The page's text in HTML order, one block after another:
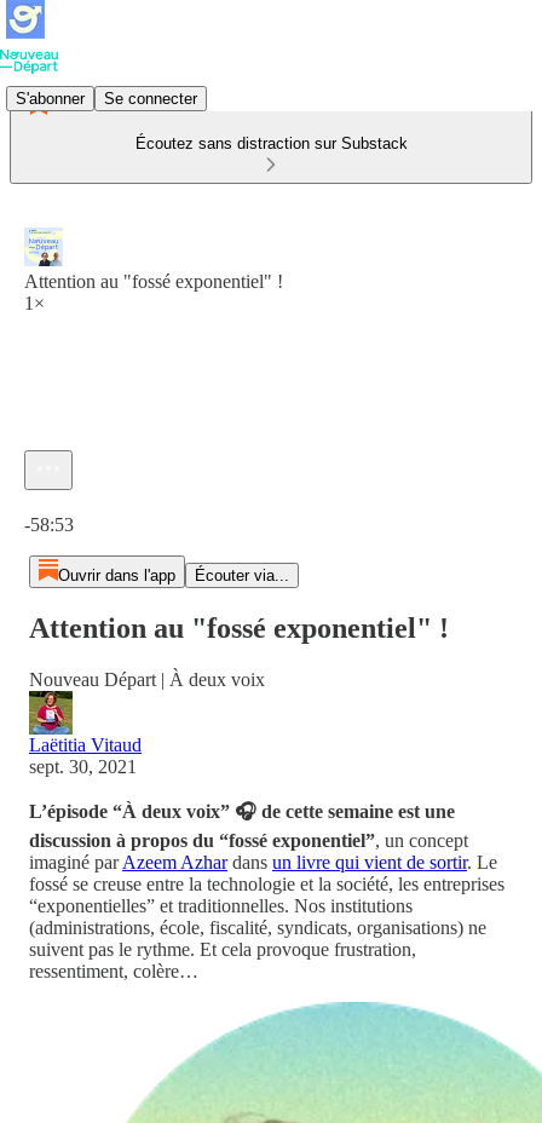
S'abonner Se connecter
Écoutez sans distraction sur Substack
Attention au "fossé exponentiel" !
1×
-58:53
Ouvrir dans l'app Écouter via...
Attention au "fossé exponentiel" !
Nouveau Départ | À deux voix
Laëtitia Vitaud
sept. 30, 2021
L’épisode “À deux voix” 🎧 de cette semaine est une
discussion à propos du “fossé exponentiel”, un concept
imaginé parAzeem Azhardans un livre qui vient de sortir. Le
fossé se creuse entre la technologie et la société, les entreprises
“exponentielles” et traditionnelles. Nos institutions
(administrations, école, fiscalité, syndicats, organisations) ne
suivent pas le rythme. Et cela provoque frustration,
ressentiment, colère…